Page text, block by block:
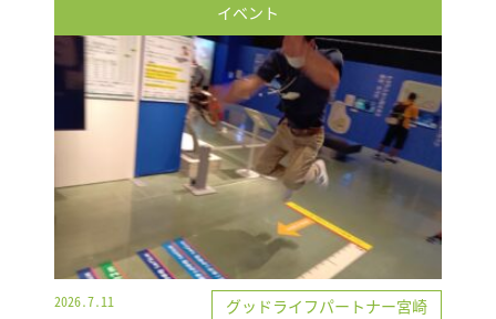
イベント
2026.7.11
グッドライフパートナー宮崎